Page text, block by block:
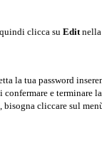
clicca su Editnella
la tua password
confermare e terminare
, bisogna cliccare sul